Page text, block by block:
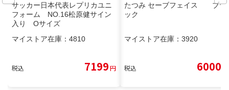
サッカー日本代表レプリカユニ
フォーム NO.16松原健サイン
入り Oサイズ
マイストア在庫： 4810
税込 7199円
たつみ セーブフェイス ブラ
ック
マイストア在庫： 3920
税込 6000